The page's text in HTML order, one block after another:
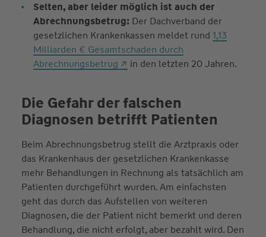
Selten, aber leider möglich ist auch der
Abrechnungsbetrug: Der Dachverband der
gesetzlichen Krankenkassen meldet rund 1,13
Milliarden € Gesamtschaden durch
Abrechnungsbetrug
in den letzten 20 Jahren.
Die Gefahr der falschen
Diagnosen betrifft Patienten
Beim Abrechnungsbetrug stellt die Arztpraxis oder
das Krankenhaus der gesetzlichen Krankenkasse
mehr Behandlungen in Rechnung als tatsächlich am
Patienten durchgeführt wurden. Am einfachsten
geht das durch das Aufstellen von weiteren
Diagnosen, die der Patient nicht bemerkt und deren
Behandlung, die nicht erfolgt, aber bezahlt wird. Den